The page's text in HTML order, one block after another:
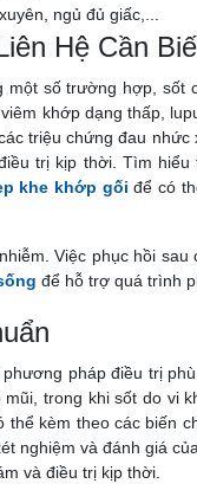
ngủ đủ giấc,...
Hệ Cần
một số trường hợp, sốt
khớp dạng thấp,
triệu chứng đau nhức
trị kịp thời. Tìm hiểu
khe khớp gối để có
Việc phục hồi sau
để hỗ trợ quá trình
pháp điều trị
trong khi sốt do vi
kèm theo các biến
nghiệm và đánh giá
và điều trị kịp thời.